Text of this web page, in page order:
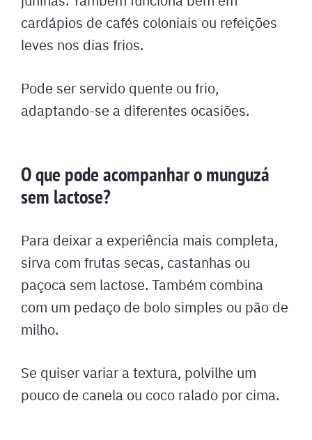
cardápios de cafés coloniais ou refeições
leves nos dias frios.
Pode ser servido quente ou frio,
adaptando-se a diferentes ocasiões.
O que pode acompanhar o munguzá
sem lactose?
Para deixar a experiência mais completa,
sirva com frutas secas, castanhas ou
paçoca sem lactose. Também combina
com um pedaço de bolo simples ou pão de
milho.
Se quiser variar a textura, polvilhe um
pouco de canela ou coco ralado por cima.